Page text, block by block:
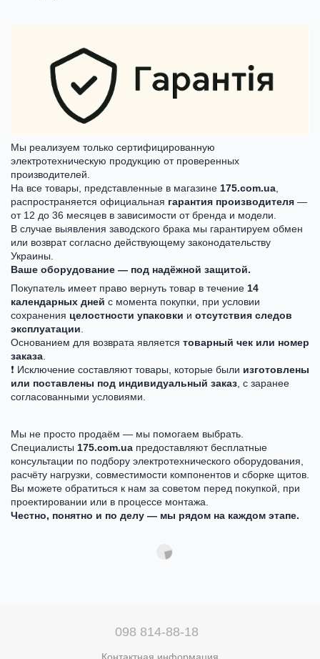
Мы реализуем только сертифицированную
электротехническую продукцию от проверенных
производителей.
На все товары, представленные в магазине 175.com.ua,
распространяется официальная гарантия производителя —
от 12 до 36 месяцев в зависимости от бренда и модели.
В случае выявления заводского брака мы гарантируем обмен
или возврат согласно действующему законодательству
Украины.
Ваше оборудование — под надёжной защитой.
Покупатель имеет право вернуть товар в течение 14
календарных дней с момента покупки, при условии
сохранения целостности упаковки и отсутствия следов
эксплуатации.
Основанием для возврата является товарный чек или номер
заказа.
❗ Исключение составляют товары, которые были изготовлены
или поставлены под индивидуальный заказ, с заранее
согласованными условиями.
Мы не просто продаём — мы помогаем выбрать.
Специалисты 175.com.ua предоставляют бесплатные
консультации по подбору электротехнического оборудования,
расчёту нагрузки, совместимости компонентов и сборке щитов.
Вы можете обратиться к нам за советом перед покупкой, при
проектировании или в процессе монтажа.
Честно, понятно и по делу — мы рядом на каждом этапе.
098 814-88-18